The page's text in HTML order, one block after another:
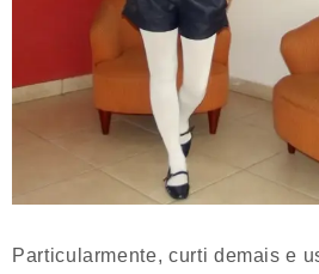
Particularmente, curti demais e